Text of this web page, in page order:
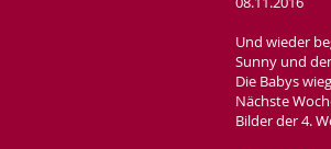
Und wieder
Sunny und
Die Babys
Nächste
Bilder der 4.